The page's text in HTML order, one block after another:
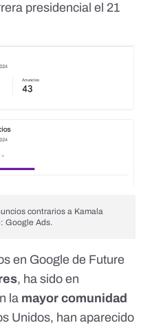
presidencial el 21
contrarios a Kamala
Google Ads.
en Google de Future
, ha sido en
la mayor comunidad
Unidos, han aparecido